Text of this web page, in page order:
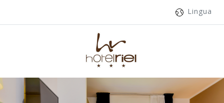
Lingua